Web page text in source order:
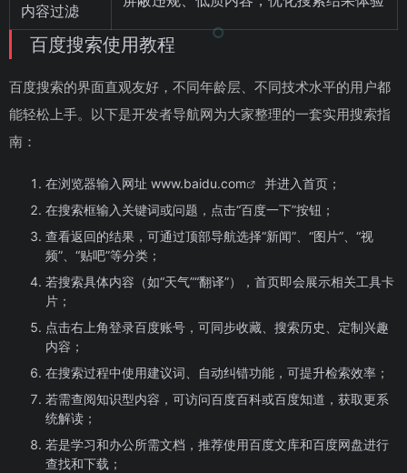
内容过滤
百度搜索使用教程
百度搜索的界面直观友好，不同年龄层、不同技术水平的用户都
能轻松上手。以下是开发者导航网为大家整理的一套实用搜索指
南：
在浏览器输入网址 www.baidu.com
并进入首页；
在搜索框输入关键词或问题，点击“百度一下”按钮；
查看返回的结果，可通过顶部导航选择“新闻”、“图片”、“视
频”、“贴吧”等分类；
若搜索具体内容（如“天气”“翻译”），首页即会展示相关工具卡
片；
点击右上角登录百度账号，可同步收藏、搜索历史、定制兴趣
内容；
在搜索过程中使用建议词、自动纠错功能，可提升检索效率；
若需查阅知识型内容，可访问百度百科或百度知道，获取更系
统解读；
若是学习和办公所需文档，推荐使用百度文库和百度网盘进行
查找和下载；